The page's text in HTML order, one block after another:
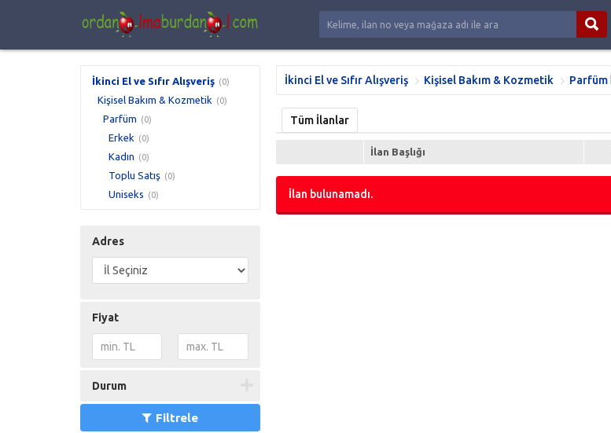
İkinci El ve Sıfır Alışveriş (0)
Kişisel Bakım & Kozmetik (0)
Parfüm (0)
Erkek (0)
Kadın (0)
Toplu Satış (0)
Uniseks (0)
Adres
Fiyat
Durum
Filtrele
İkinci El ve Sıfır Alışveriş Kişisel Bakım & Kozmetik Parfüm
Tüm İlanlar
İlan Başlığı
İlan bulunamadı.